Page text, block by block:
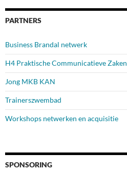
PARTNERS
Business Brandal netwerk
H4 Praktische Communicatieve Zaken
Jong MKB KAN
Trainerszwembad
Workshops netwerken en acquisitie
SPONSORING